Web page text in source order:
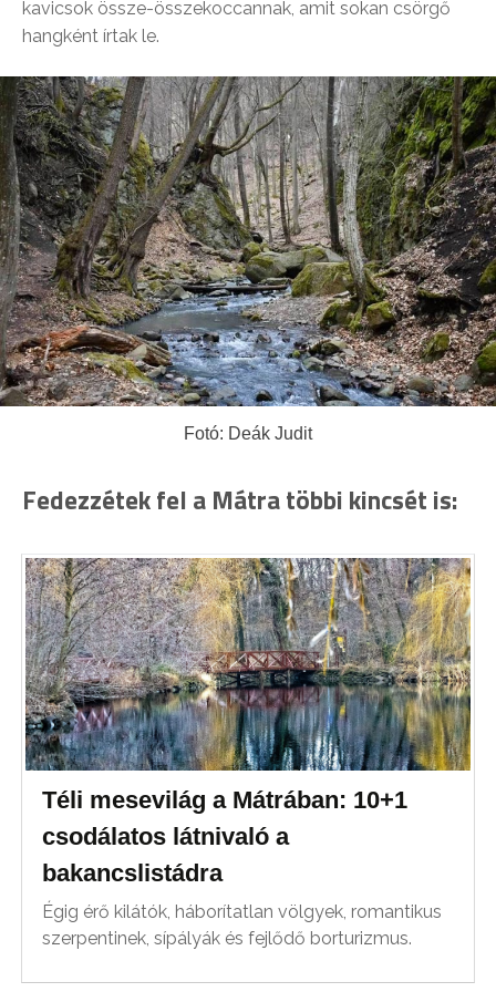
kavicsok össze-összekoccannak, amit sokan csörgő
hangként írtak le.
Fotó: Deák Judit
Fedezzétek fel a Mátra többi kincsét is:
Téli mesevilág a Mátrában: 10+1
csodálatos látnivaló a
bakancslistádra
Égig érő kilátók, háborítatlan völgyek, romantikus
szerpentinek, sípályák és fejlődő borturizmus.